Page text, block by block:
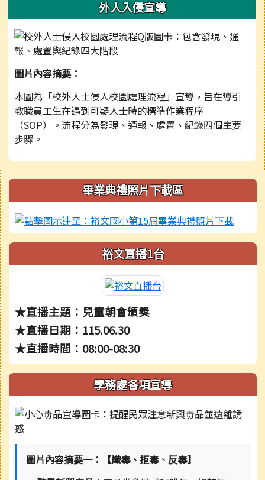
外人入侵宣導
圖片內容摘要：
本圖為「校外人士侵入校園處理流程」宣導，旨在導引
教職員工生在遇到可疑人士時的標準作業程序
（SOP）。流程分為發現、通報、處置、紀錄四個主要
步驟。
右邊區域內容畢業典禮照片下載區
裕文直播1台
★直播主題：兒童朝會頒獎
★直播日期：115.06.30
★直播時間：08:00-08:30
學務處各項宣導
圖片內容摘要一：【識毒、拒毒、反毒】